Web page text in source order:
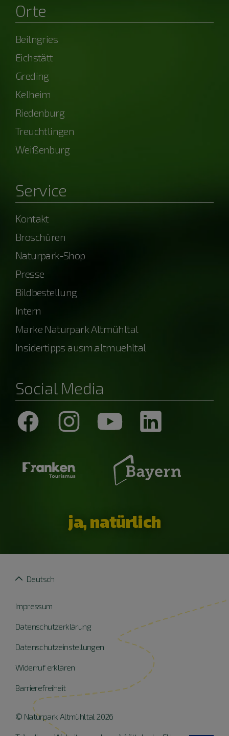
Orte
Beilngries
Eichstätt
Greding
Kelheim
Riedenburg
Treuchtlingen
Weißenburg
Service
Kontakt
Broschüren
Naturpark-Shop
Presse
Bildbestellung
Intern
Marke Naturpark Altmühltal
Insidertipps ausm.altmuehltal
Social Media
ja, natürlich
Impressum
Datenschutzerklärung
Datenschutzeinstellungen
Widerruf erklären
Barrierefreiheit
Deutsch
© Naturpark Altmühltal 2026